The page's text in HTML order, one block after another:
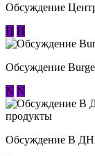
Обсуждение
Н Н
Обсуждение
N N
Обсуждение В